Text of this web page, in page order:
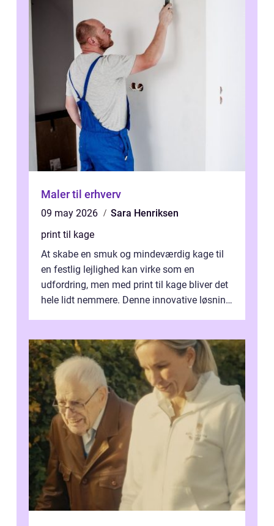
Maler til erhverv
09 may 2026
Sara Henriksen
print til kage
At skabe en smuk og mindeværdig kage til
en festlig lejlighed kan virke som en
udfordring, men med print til kage bliver det
hele lidt nemmere. Denne innovative løsning